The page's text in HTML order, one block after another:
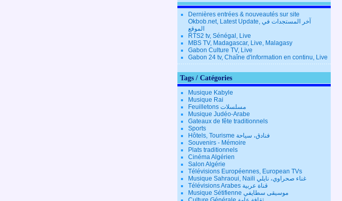
Dernières entrées & nouveautés sur site
Okbob.net, Latest Update, آخر المستجدات في
الموقع
RTS2 tv, Sénégal, Live
MBS TV, Madagascar, Live, Malagasy
Gabon Culture TV, Live
Gabon 24 tv, Chaîne d'information en continu, Live
Tags / Catégories
Musique Kabyle
Musique Rai
Feuilletons مسلسلات
Musique Judéo-Arabe
Gateaux de fête traditionnels
Sports
Hôtels, Tourisme فنادق، سياحة
Souvenirs - Mémoire
Plats traditionnels
Cinéma Algérien
Salon Algérie
Télévisions Européennes, European TVs
Musique Sahraoui, Naili غناء صحراوي، نايلي
Télévisions Arabes قناة عربية
Musique Sétifienne موسيقى سطايفي